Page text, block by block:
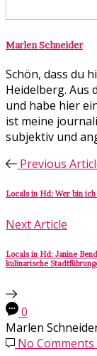
Marlen Schneider
Schön, dass du
Heidelberg. Aus
und habe hier
ist meine
subjektiv und
Previous
Locals in Hd: Wer bin
Next Article
Locals in Hd: Janine
kulinarische
0
Marlen
No Comments